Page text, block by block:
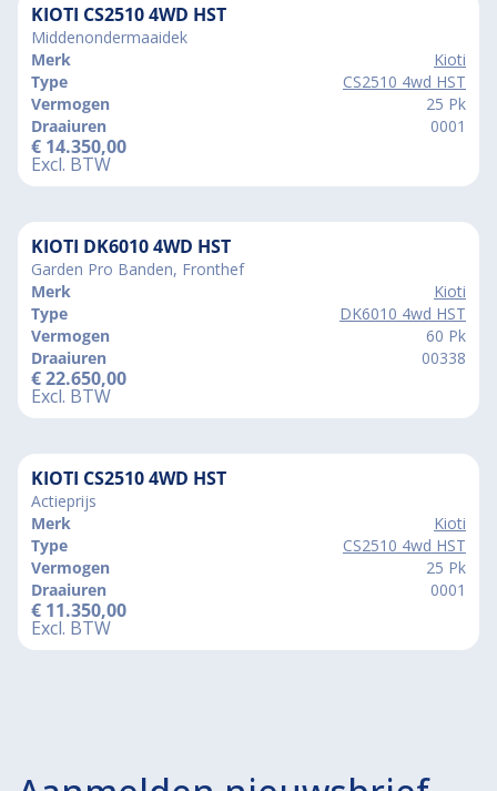
KIOTI CS2510 4WD HST
Middenondermaaidek
Merk
Kioti
Type
CS2510 4wd HST
Vermogen
25 Pk
Draaiuren
0001
€ 14.350,00
Excl. BTW
KIOTI DK6010 4WD HST
Garden Pro Banden, Fronthef
Merk
Kioti
Type
DK6010 4wd HST
Vermogen
60 Pk
Draaiuren
00338
€22.650,00
Excl. BTW
KIOTI CS2510 4WD HST
Actieprijs
Merk
Kioti
Type
CS2510 4wd HST
Vermogen
25 Pk
Draaiuren
0001
€ 11.350,00
Excl. BTW